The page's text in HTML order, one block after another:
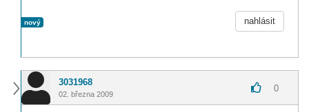
nový nahlásit
3031968
02. března 2009
0